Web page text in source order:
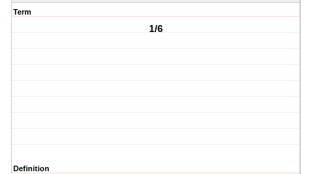
Term
1/6
Definition